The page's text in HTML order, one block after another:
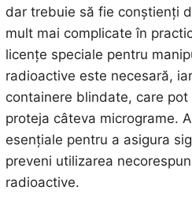
dar trebuie să fie conștienți
mult mai complicate în
licențe speciale pentru
radioactive este necesară,
containere blindate, care
proteja câteva micrograme.
esențiale pentru a asigura
preveni utilizarea
radioactive.